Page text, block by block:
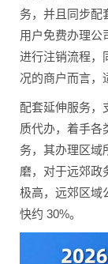
务，并且同步配
用户免费办理公
进行注销流程，
况的商户而言，
配套延伸服务，
质代办，着手各
务，其办理区域
磨，对于远郊政
极高，远郊区域
快约 30%。